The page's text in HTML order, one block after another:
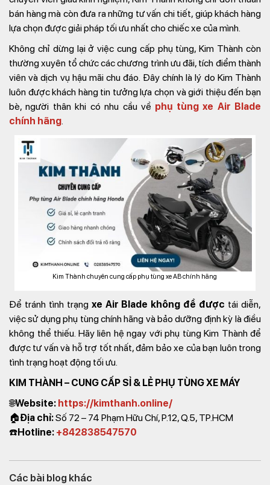
bán hàng mà còn đưa ra những tư vấn chi tiết, giúp khách hàng
lựa chọn được giải pháp tối ưu nhất cho chiếc xe của mình.
Không chỉ dừng lại ở việc cung cấp phụ tùng, Kim Thành còn
thường xuyên tổ chức các chương trình ưu đãi, tích điểm thành
viên và dịch vụ hậu mãi chu đáo. Đây chính là lý do Kim Thành
luôn được khách hàng tin tưởng lựa chọn và giới thiệu đến bạn
bè, người thân khi có nhu cầu về phụ tùng xe Air Blade
chính hãng.
Kim Thành chuyên cung cấp phụ tùng xe AB chính hãng
Để tránh tình trạng xe Air Blade không đề được tái diễn,
việc sử dụng phụ tùng chính hãng và bảo dưỡng định kỳ là điều
không thể thiếu. Hãy liên hệ ngay với phụ tùng Kim Thành để
được tư vấn và hỗ trợ tốt nhất, đảm bảo xe của bạn luôn trong
tình trạng hoạt động tối ưu.
KIM THÀNH – CUNG CẤP SỈ & LẺ PHỤ TÙNG XE MÁY
🌐Website: https://kimthanh.online/
🏠Địa chỉ:Số 72 – 74 Phạm Hữu Chí, P.12, Q.5, TP.HCM
☎️Hotline: +842838547570
Các bài blog khác